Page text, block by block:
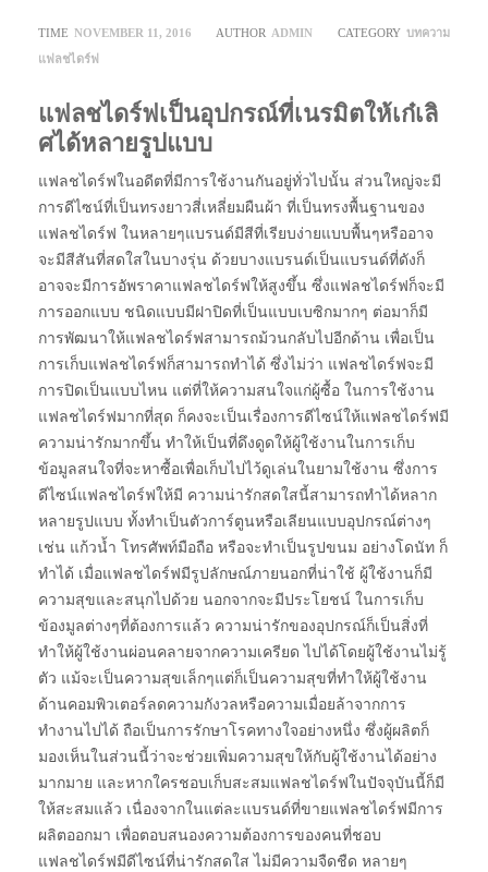
TIME NOVEMBER 11, 2016 AUTHOR ADMIN CATEGORY บทความ
แฟลชไดร์ฟ
แฟลชไดร์ฟเป็นอุปกรณ์ที่เนรมิตให้เก๋เลิ
ศได้หลายรูปแบบ
แฟลชไดร์ฟในอดีตที่มีการใช้งานกันอยู่ทั่วไปนั้น ส่วนใหญ่จะมี
การดีไซน์ที่เป็นทรงยาวสี่เหลี่ยมผืนผ้า ที่เป็นทรงพื้นฐานของ
แฟลชไดร์ฟ ในหลายๆแบรนด์มีสีที่เรียบง่ายแบบพื้นๆหรืออาจ
จะมีสีสันที่สดใสในบางรุ่น ด้วยบางแบรนด์เป็นแบรนด์ที่ดังก็
อาจจะมีการอัพราคาแฟลชไดร์ฟให้สูงขึ้น ซึ่งแฟลชไดร์ฟก็จะมี
การออกแบบ ชนิดแบบมีฝาปิดที่เป็นแบบเบซิกมากๆ ต่อมาก็มี
การพัฒนาให้แฟลชไดร์ฟสามารถม้วนกลับไปอีกด้าน เพื่อเป็น
การเก็บแฟลชไดร์ฟก็สามารถทำได้ ซึ่งไม่ว่า แฟลชไดร์ฟจะมี
การปิดเป็นแบบไหน แต่ที่ให้ความสนใจแก่ผู้ซื้อ ในการใช้งาน
แฟลชไดร์ฟมากที่สุด ก็คงจะเป็นเรื่องการดีไซน์ให้แฟลชไดร์ฟมี
ความน่ารักมากขึ้น ทำให้เป็นที่ดึงดูดให้ผู้ใช้งานในการเก็บ
ข้อมูลสนใจที่จะหาซื้อเพื่อเก็บไปไว้ดูเล่นในยามใช้งาน ซึ่งการ
ดีไซน์แฟลชไดร์ฟให้มี ความน่ารักสดใสนี้สามารถทำได้หลาก
หลายรูปแบบ ทั้งทำเป็นตัวการ์ตูนหรือเลียนแบบอุปกรณ์ต่างๆ
เช่น แก้วน้ำ โทรศัพท์มือถือ หรือจะทำเป็นรูปขนม อย่างโดนัท ก็
ทำได้ เมื่อแฟลชไดร์ฟมีรูปลักษณ์ภายนอกที่น่าใช้ ผู้ใช้งานก็มี
ความสุขและสนุกไปด้วย นอกจากจะมีประโยชน์ ในการเก็บ
ข้องมูลต่างๆที่ต้องการแล้ว ความน่ารักของอุปกรณ์ก็เป็นสิ่งที่
ทำให้ผู้ใช้งานผ่อนคลายจากความเครียด ไปได้โดยผู้ใช้งานไม่รู้
ตัว แม้จะเป็นความสุขเล็กๆแต่ก็เป็นความสุขที่ทำให้ผู้ใช้งาน
ด้านคอมพิวเตอร์ลดความกังวลหรือความเมื่อยล้าจากการ
ทำงานไปได้ ถือเป็นการรักษาโรคทางใจอย่างหนึ่ง ซึ่งผู้ผลิตก็
มองเห็นในส่วนนี้ว่าจะช่วยเพิ่มความสุขให้กับผู้ใช้งานได้อย่าง
มากมาย และหากใครชอบเก็บสะสมแฟลชไดร์ฟในปัจจุบันนี้ก็มี
ให้สะสมแล้ว เนื่องจากในแต่ละแบรนด์ที่ขายแฟลชไดร์ฟมีการ
ผลิตออกมา เพื่อตอบสนองความต้องการของคนที่ชอบ
แฟลชไดร์ฟมีดีไซน์ที่น่ารักสดใส ไม่มีความจืดชืด หลายๆ